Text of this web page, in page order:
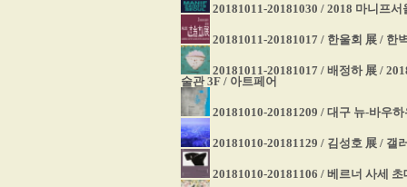
20181011-20181030 / 2018 마니프
20181011-20181017 / 한울회 展 / 한
20181011-20181017 / 배정하 展 /
술관 3F / 아트페어
20181010-20181209 / 대구 뉴-바우
20181010-20181129 / 김성호 展 / 갤
20181010-20181106 / 베르너 사세